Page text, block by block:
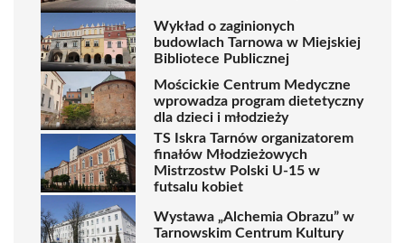
Wykład o zaginionych
budowlach Tarnowa w Miejskiej
Bibliotece Publicznej
Mościckie Centrum Medyczne
wprowadza program dietetyczny
dla dzieci i młodzieży
TS Iskra Tarnów organizatorem
finałów Młodzieżowych
Mistrzostw Polski U-15 w
futsalu kobiet
Wystawa „Alchemia Obrazu” w
Tarnowskim Centrum Kultury